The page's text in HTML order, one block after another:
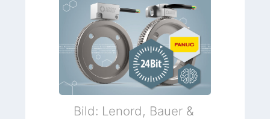
i
c
h
f
l
e
b
b
i
l
u
n
k
m
o
Bild: Lenord, Bauer &